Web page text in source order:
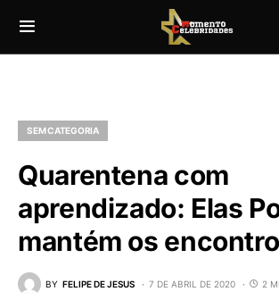
SEM CATEGORIA
Quarentena com
aprendizado: Elas
mantém os
BY FELIPE DE JESUS 7 DE ABRIL DE 2020 2